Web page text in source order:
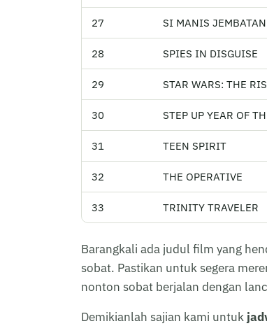
27 SI MANIS
28 SPIES IN DISGUISE
29 STAR WARS: THE
30 STEP UP YEAR OF
31 TEEN SPIRIT
32 THE OPERATIVE
33 TRINITY TRAVELER
Barangkali ada judul film yang
sobat. Pastikan untuk segera
nonton sobat berjalan dengan
Demikianlah sajian kami untuk